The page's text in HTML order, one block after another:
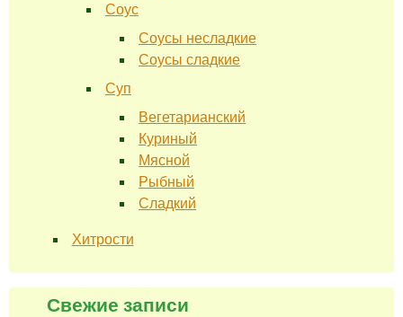
Соус
Соусы несладкие
Соусы сладкие
Суп
Вегетарианский
Куриный
Мясной
Рыбный
Сладкий
Хитрости
Свежие записи